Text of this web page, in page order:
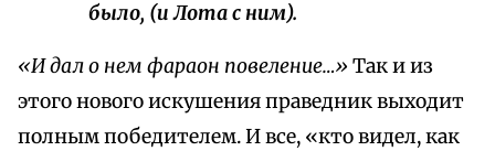
было, (и Лота с ним).
«И дал о нем фараон повеление…» Так и из
этого нового искушения праведник выходит
полным победителем. И все, «кто видел, как